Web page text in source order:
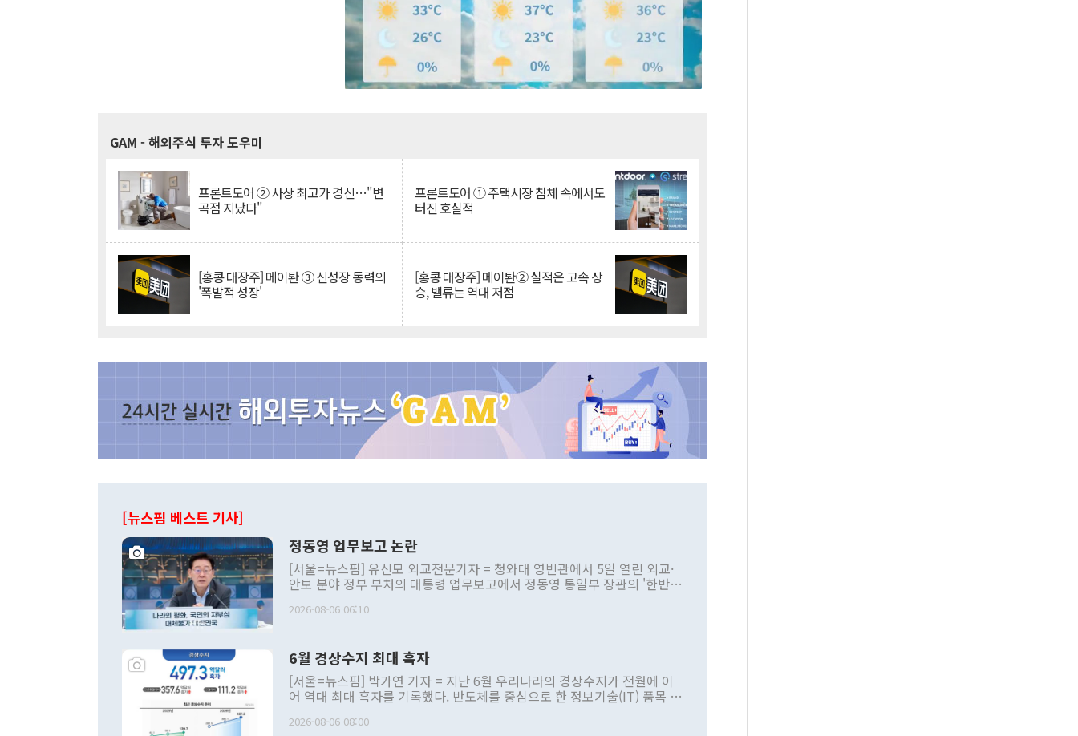
GAM - 해외주식 투자 도우미
프론트도어 ② 사상 최고가 경신…"변
곡점 지났다"
프론트도어 ① 주택시장 침체 속에서도
터진 호실적
[홍콩 대장주] 메이퇀 ③ 신성장 동력의
'폭발적 성장'
[홍콩 대장주] 메이퇀② 실적은 고속 상
승, 밸류는 역대 저점
[뉴스핌 베스트 기사]
정동영 업무보고 논란
[서울=뉴스핌] 유신모 외교전문기자 = 청와대 영빈관에서 5일 열린 외교·
안보 분야 정부 부처의 대통령 업무보고에서 정동영 통일부 장관의 '한반도
발언 중에는 정부 내 조율을 거치지 않은 사안을 정책으로 추진하겠다고 공
주의적 희망에 근거한 비현실적 구상'이라는 비판을 내놨다. 그동안 정 장
관의 대북 정책 관련 발언이 물의를 빚은 적은 여러 번 있지만 대통령과 유
관 부처 장관이 공개적으로 부정적 입장을 표명한 것은 이례적이다. 정 장
관의 무리한 대북 접근법과 월권을 제어해야 한다는 목소리도 높아지고 있
다. [정동영 통일부 장관이 지난달 23일 오후 서울 종로구 정부서울청사에
2026-08-06 06:10
6월 경상수지 최대 흑자
[서울=뉴스핌] 박가연 기자 = 지난 6월 우리나라의 경상수지가 전월에 이
어 역대 최대 흑자를 기록했다. 반도체를 중심으로 한 정보기술(IT) 품목 수
료=한국은행] 한국은행이 6일 발표한 '2026년 6월 국제수지(잠정)'에 따르
2026-08-06 08:00